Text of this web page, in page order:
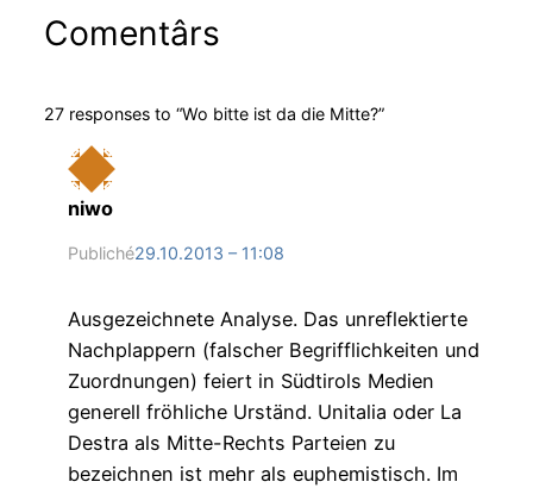
Comentârs
27 responses to “Wo bitte ist da die Mitte?”
niwo
Publiché29.10.2013 – 11:08
Ausgezeichnete Analyse. Das unreflektierte
Nachplappern (falscher Begrifflichkeiten und
Zuordnungen) feiert in Südtirols Medien
generell fröhliche Urständ. Unitalia oder La
Destra als Mitte-Rechts Parteien zu
bezeichnen ist mehr als euphemistisch. Im